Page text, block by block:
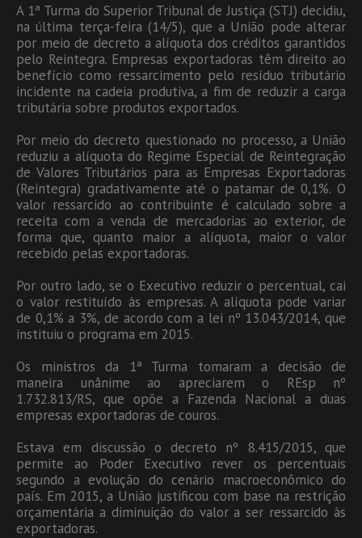
A 1ª Turma do Superior Tribunal de Justiça (STJ) decidiu,
na última terça-feira (14/5), que a União pode alterar
por meio de decreto a alíquota dos créditos garantidos
pelo Reintegra. Empresas exportadoras têm direito ao
benefício como ressarcimento pelo resíduo tributário
incidente na cadeia produtiva, a fim de reduzir a carga
tributária sobre produtos exportados.
Por meio do decreto questionado no processo, a União
reduziu a alíquota do Regime Especial de Reintegração
de Valores Tributários para as Empresas Exportadoras
(Reintegra) gradativamente até o patamar de 0,1%. O
valor ressarcido ao contribuinte é calculado sobre a
receita com a venda de mercadorias ao exterior, de
forma que, quanto maior a alíquota, maior o valor
recebido pelas exportadoras.
Por outro lado, se o Executivo reduzir o percentual, cai
o valor restituído às empresas. A alíquota pode variar
de 0,1% a 3%, de acordo com a lei nº 13.043/2014, que
instituiu o programa em 2015.
Os ministros da 1ª Turma tomaram a decisão de
maneira unânime ao apreciarem o REsp nº
1.732.813/RS, que opõe a Fazenda Nacional a duas
empresas exportadoras de couros.
Estava em discussão o decreto nº 8.415/2015, que
permite ao Poder Executivo rever os percentuais
segundo a evolução do cenário macroeconômico do
país. Em 2015, a União justificou com base na restrição
orçamentária a diminuição do valor a ser ressarcido às
exportadoras.